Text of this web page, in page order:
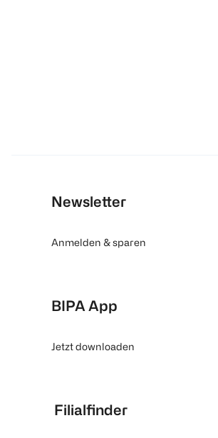
Newsletter
Anmelden & sparen
BIPA App
Jetzt downloaden
Filialfinder